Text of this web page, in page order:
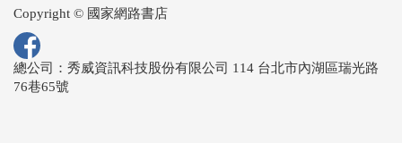
Copyright © 國家網路書店
總公司：秀威資訊科技股份有限公司 114 台北市內湖區瑞光路
76巷65號